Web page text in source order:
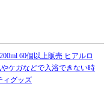
60個以上販売 ヒアルロ
ケガなどで入浴できない時
ィグッズ